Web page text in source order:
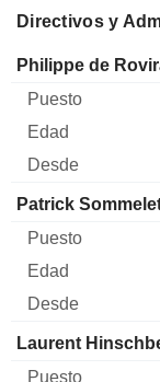
Directivos y
Director Puesto
Philippe de
Patrick
Laurent